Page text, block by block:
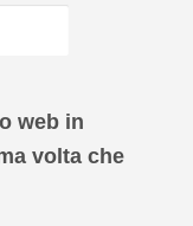
web in
volta che